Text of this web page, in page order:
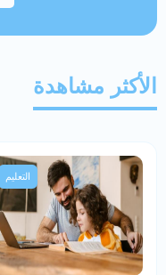
الأكثر مشاهدة
التعليم